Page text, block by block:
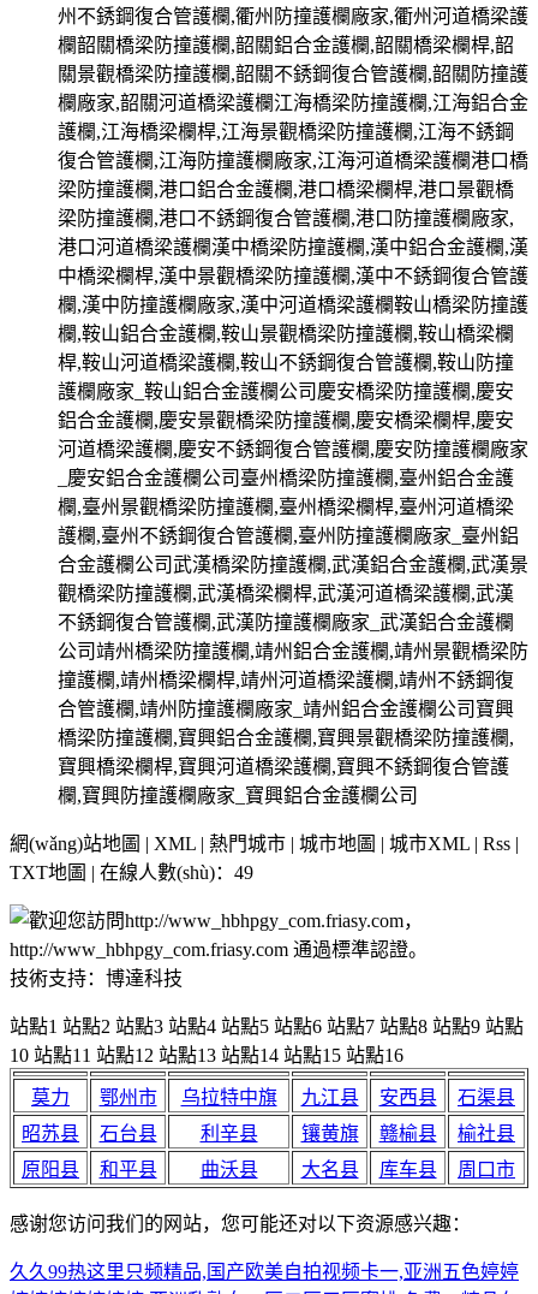
州不銹鋼復合管護欄,衢州防撞護欄廠家,衢州河道橋梁護
欄韶關橋梁防撞護欄,韶關鋁合金護欄,韶關橋梁欄桿,韶
關景觀橋梁防撞護欄,韶關不銹鋼復合管護欄,韶關防撞護
欄廠家,韶關河道橋梁護欄江海橋梁防撞護欄,江海鋁合金
護欄,江海橋梁欄桿,江海景觀橋梁防撞護欄,江海不銹鋼
復合管護欄,江海防撞護欄廠家,江海河道橋梁護欄港口橋
梁防撞護欄,港口鋁合金護欄,港口橋梁欄桿,港口景觀橋
梁防撞護欄,港口不銹鋼復合管護欄,港口防撞護欄廠家,
港口河道橋梁護欄漢中橋梁防撞護欄,漢中鋁合金護欄,漢
中橋梁欄桿,漢中景觀橋梁防撞護欄,漢中不銹鋼復合管護
欄,漢中防撞護欄廠家,漢中河道橋梁護欄鞍山橋梁防撞護
欄,鞍山鋁合金護欄,鞍山景觀橋梁防撞護欄,鞍山橋梁欄
桿,鞍山河道橋梁護欄,鞍山不銹鋼復合管護欄,鞍山防撞
護欄廠家_鞍山鋁合金護欄公司慶安橋梁防撞護欄,慶安
鋁合金護欄,慶安景觀橋梁防撞護欄,慶安橋梁欄桿,慶安
河道橋梁護欄,慶安不銹鋼復合管護欄,慶安防撞護欄廠家
_慶安鋁合金護欄公司臺州橋梁防撞護欄,臺州鋁合金護
欄,臺州景觀橋梁防撞護欄,臺州橋梁欄桿,臺州河道橋梁
護欄,臺州不銹鋼復合管護欄,臺州防撞護欄廠家_臺州鋁
合金護欄公司武漢橋梁防撞護欄,武漢鋁合金護欄,武漢景
觀橋梁防撞護欄,武漢橋梁欄桿,武漢河道橋梁護欄,武漢
不銹鋼復合管護欄,武漢防撞護欄廠家_武漢鋁合金護欄
公司靖州橋梁防撞護欄,靖州鋁合金護欄,靖州景觀橋梁防
撞護欄,靖州橋梁欄桿,靖州河道橋梁護欄,靖州不銹鋼復
合管護欄,靖州防撞護欄廠家_靖州鋁合金護欄公司寶興
橋梁防撞護欄,寶興鋁合金護欄,寶興景觀橋梁防撞護欄,
寶興橋梁欄桿,寶興河道橋梁護欄,寶興不銹鋼復合管護
欄,寶興防撞護欄廠家_寶興鋁合金護欄公司
網(wǎng)站地圖 | XML | 熱門城市 | 城市地圖 | 城市XML | Rss |
TXT地圖 | 在線人數(shù)：49
技術支持：博達科技
站點1 站點2 站點3 站點4 站點5 站點6 站點7 站點8 站點9 站點
10 站點11 站點12 站點13 站點14 站點15 站點16
莫力 鄂州市 乌拉特中旗 九江县 安西县
石渠县
昭苏县
石台县 利辛县 镶黄旗 赣榆县
榆社县
原阳县
和平县 曲沃县 大名县 库车县 周口市
感谢您访问我们的网站，您可能还对以下资源感兴趣：
久久99热这里只频精品,国产欧美自拍视频卡一,亚洲五色婷婷